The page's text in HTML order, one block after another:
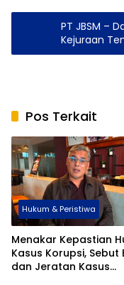
PT JBSM –
Kejuraan
2022
Pos Terkait
Hukum & Peristiwa
Menakar Kepastian
Kasus Korupsi, Sebut Bukti
dan Jeratan Kasus